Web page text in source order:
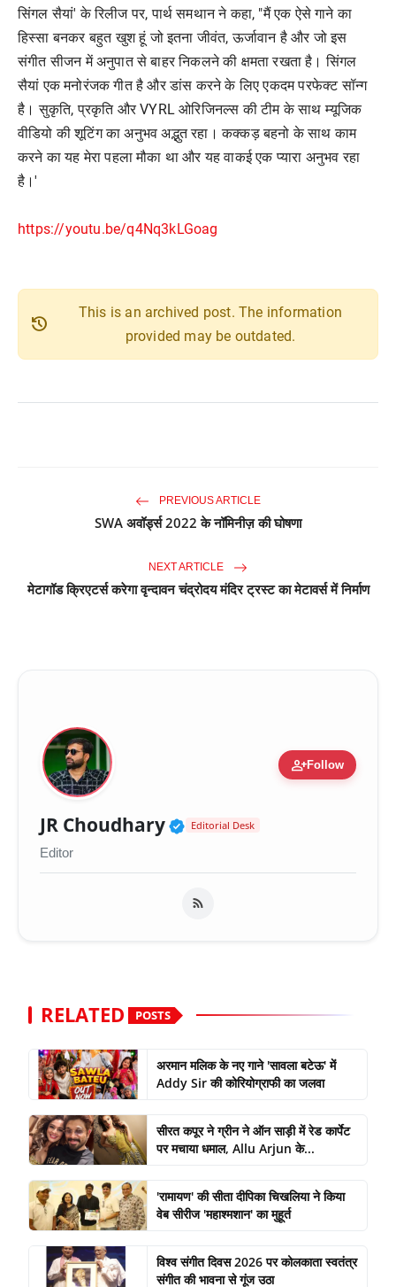
सिंगल सैयां' के रिलीज पर, पार्थ समथान ने कहा, "मैं एक ऐसे गाने का
हिस्सा बनकर बहुत खुश हूं जो इतना जीवंत, ऊर्जावान है और जो इस
संगीत सीजन में अनुपात से बाहर निकलने की क्षमता रखता है। सिंगल
सैयां एक मनोरंजक गीत है और डांस करने के लिए एकदम परफेक्ट सॉन्ग
है। सुकृति, प्रकृति और VYRL ओरिजिनल्स की टीम के साथ म्यूजिक
वीडियो की शूटिंग का अनुभव अद्भुत रहा। कक्कड़ बहनो के साथ काम
करने का यह मेरा पहला मौका था और यह वाकई एक प्यारा अनुभव रहा
है।'
https://youtu.be/q4Nq3kLGoag
history
This is an archived post. The information
provided may be outdated.
PREVIOUS ARTICLE
SWA अवॉर्ड्स 2022 के नॉमिनीज़ की घोषणा
NEXT ARTICLE
मेटागॉड क्रिएटर्स करेगा वृन्दावन चंद्रोदय मंदिर ट्रस्ट का मेटावर्स में निर्माण
person_addFollow
JR Choudhary Verified Public Figure
Editorial Desk
Editor
RELATED POSTS
अरमान मलिक के नए गाने 'सावला बटेऊ' में
Addy Sir की कोरियोग्राफी का जलवा
सीरत कपूर ने ग्रीन ने ऑन साड़ी में रेड कार्पेट
पर मचाया धमाल, Allu Arjun के...
'रामायण' की सीता दीपिका चिखलिया ने किया
वेब सीरीज 'महाश्मशान' का मुहूर्त
विश्व संगीत दिवस 2026 पर कोलकाता स्वतंत्र
संगीत की भावना से गूंज उठा